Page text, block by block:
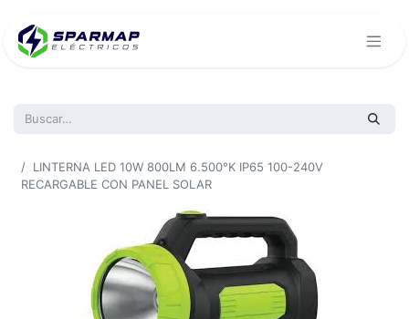
LINTERNA LED 10W 800LM 6.500°K IP65 100-240V
RECARGABLE CON PANEL SOLAR